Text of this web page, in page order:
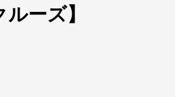
ーズ】